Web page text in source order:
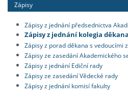
Zápisy
Zápisy z jednání předsednictva
Zápisy z jednání kolegia děkana
Zápisy z porad děkana s vedoucími
Zápisy ze zasedání Akademického
Zápisy z jednání Ediční rady
Zápisy ze zasedání Vědecké rady
Zápisy z jednání komisí fakulty